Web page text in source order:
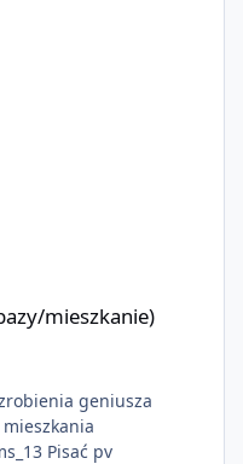
mieszkanie)
geniusza
Pisać pv